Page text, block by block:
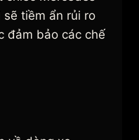
sẽ tiềm ẩn rủi ro
đảm bảo các chế